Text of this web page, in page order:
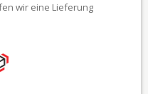
wir eine Lieferung